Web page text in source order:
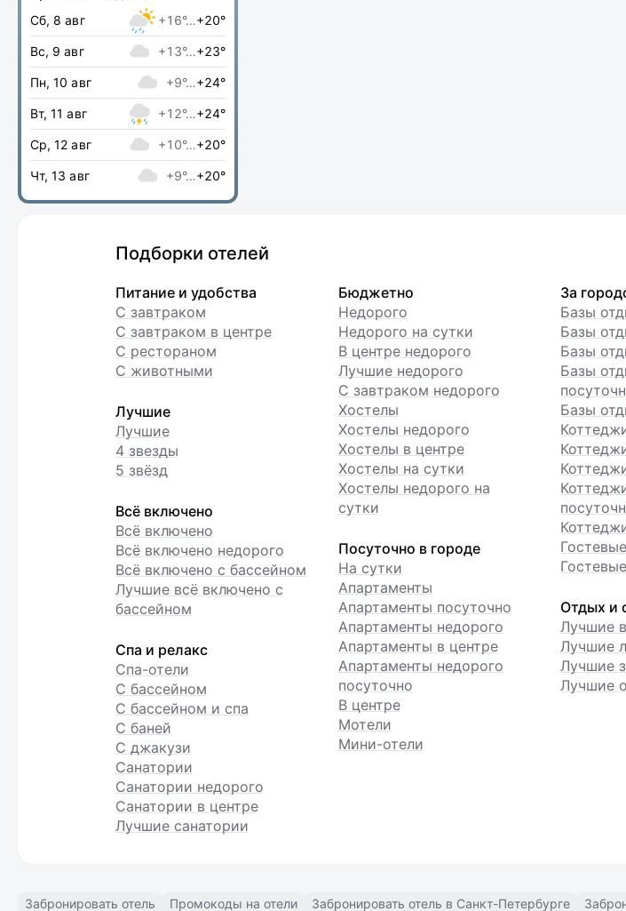
Сб, 8 авг
+16°…+20°
Вс, 9 авг +13°…+23°
Пн, 10 авг +9°…+24°
Вт, 11 авг +12°…+24°
Ср, 12 авг +10°…+20°
Чт, 13 авг +9°…+20°
Подборки отелей
Питание и удобства
С завтраком
С завтраком в центре
С рестораном
С животными
Лучшие
Лучшие
4 звезды
5 звёзд
Всё включено
Всё включено
Всё включено недорого
Всё включено с бассейном
Лучшие всё включено с
бассейном
Спа и релакс
Спа-отели
С бассейном
С бассейном и спа
С баней
С джакузи
Санатории
Санатории недорого
Санатории в центре
Лучшие санатории
Бюджетно
Недорого
Недорого на сутки
В центре недорого
Лучшие недорого
С завтраком недорого
Хостелы
Хостелы недорого
Хостелы в центре
Хостелы на сутки
Хостелы недорого на
сутки
Посуточно в городе
На сутки
Апартаменты
Апартаменты посуточно
Апартаменты недорого
Апартаменты в центре
Апартаменты недорого
посуточно
В центре
Мотели
Мини-отели
За
Базы
Базы
Базы
Базы
Базы
Отдых и
Лучшие
Лучшие
Лучшие
Лучшие
Забронировать отель Промокоды на отели Забронировать отель в Санкт-Петербурге